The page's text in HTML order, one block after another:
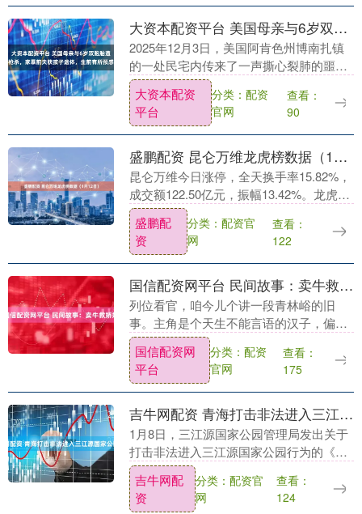
大资本配资平台 美国母亲与6岁双胞胎遭枪杀，家暴前夫获孩子遗体，生前有所预感
2025年12月3日，美国阿肯色州博南扎镇
的一处民宅内传来了一声撕心裂肺的噩
耗：40岁的查丽蒂·比利斯与她6岁的双胞
胎女儿和儿子在家中遭遇枪击身亡。这起
悲剧发生....
大资本配资
平台
分类：配资
官网
查看：
90
盛鹏配资 昆仑万维龙虎榜数据（1月12日）
昆仑万维今日涨停，全天换手率15.82%，
成交额122.50亿元，振幅13.42%。龙虎榜
数据显示，机构净卖出5.36亿元，深股通
净卖出2.50亿元，营业部席位....
盛鹏配
资
分类：配资官
网
查看：
122
国信配资网平台 民间故事：卖牛救娇娘
列位看官，咱今儿个讲一段青林峪的旧
事。主角是个天生不能言语的汉子，偏凭
着一副肝胆，干出了桩惊动四邻的义举。
这事儿里有凶险，有暖意，您且坐稳了，
听我慢慢道来。 那....
国信配资网
平台
分类：配资
官网
查看：
175
吉牛网配资 青海打击非法进入三江源国家公园行为
1月8日，三江源国家公园管理局发出关于
打击非法进入三江源国家公园行为的《通
告》，对擅自在三江源国家公园内开展非
法穿越、探险、徒步、旅游活动的组织和
个人，将依据相....
吉牛网配
资
分类：配资官
网
查看：
124